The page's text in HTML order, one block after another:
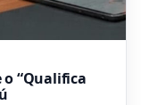
o “Qualifica